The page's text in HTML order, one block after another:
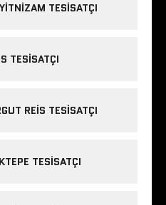
TESISATÇI
TESISATÇI
REIS TESISATÇI
TESISATÇI